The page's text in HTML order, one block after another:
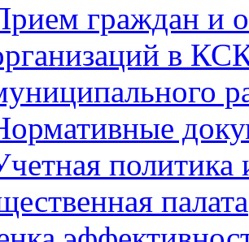
граждан и
в
политика
палата